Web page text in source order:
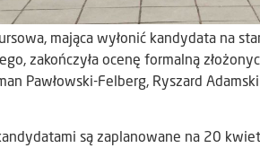
mająca wyłonić kandydata na
zakończyła ocenę formalną
Pawłowski-Felberg, Ryszard
są zaplanowane na 20